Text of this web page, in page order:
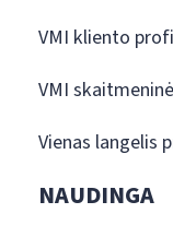
VMI kliento
VMI
Vienas langelis
NAUDINGA